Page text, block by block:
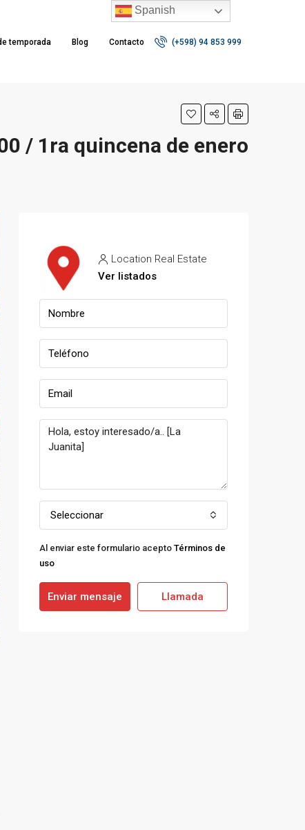
temporada Blog Contacto (+598) 94 853 999
/ 1ra quincena de enero
Location Real Estate
Ver listados
Seleccionar
Al enviar este formulario acepto Términos de
uso
Enviar mensaje Llamada
Spanish